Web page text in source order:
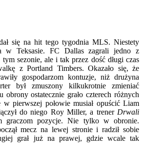
się na hit tego tygodnia MLS. Niestety
w Teksasie. FC Dallas zagrali jedno z
sezonie, ale i tak przez dość długi czas
z Portland Timbers. Okazało się, że
gospodarzom kontuzje, niż drużyna
był zmuszony kilkukrotnie zmieniać
obrony ostatecznie grało czterech różnych
w pierwszej połowie musiał opuścić Liam
do niego Roy Miller, a trener Drwali
graczom pozycje. Nie tylko w obronie.
mecz na lewej stronie i radził sobie
grał już na prawej, gdzie wcale tak